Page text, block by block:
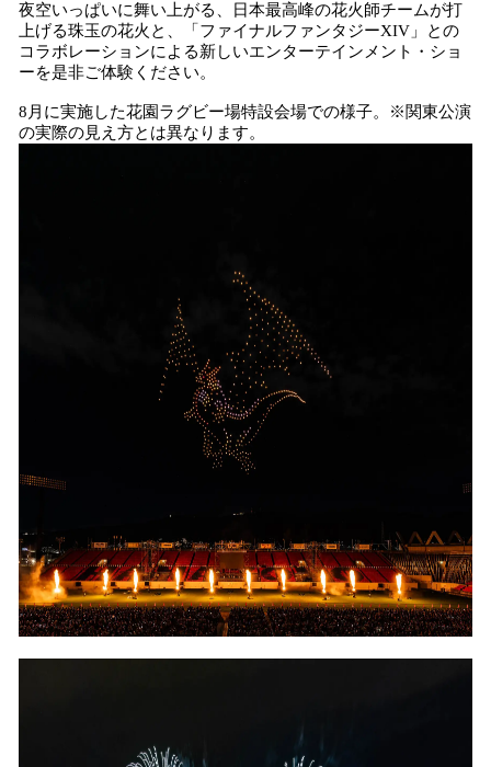
夜空いっぱいに舞い上がる、日本最高峰の花火師チームが打
上げる珠玉の花火と、「ファイナルファンタジーXIV」との
コラボレーションによる新しいエンターテインメント・ショ
ーを是非ご体験ください。
8月に実施した花園ラグビー場特設会場での様子。※関東公演
の実際の見え方とは異なります。